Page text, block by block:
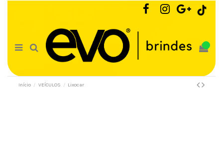
Início VEÍCULOS Lixocar